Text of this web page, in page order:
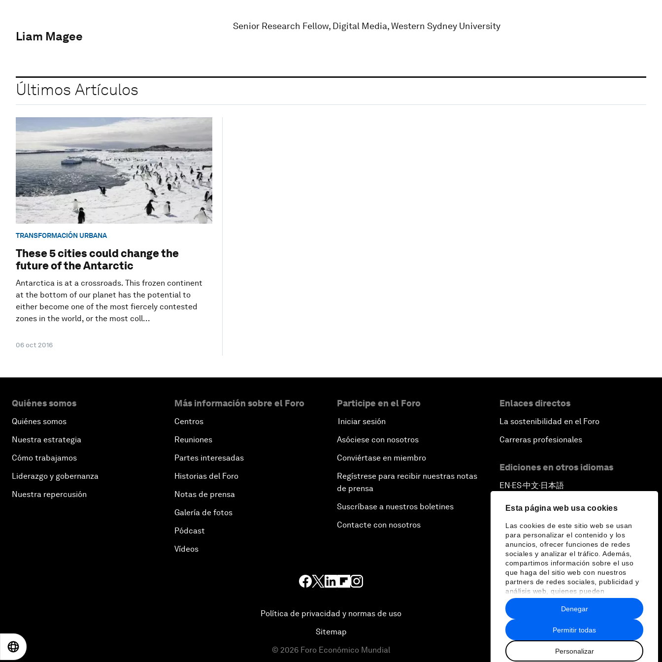
Esta página web usa cookies
Las cookies de este sitio web se usan
para personalizar el contenido y los
anuncios, ofrecer funciones de redes
sociales y analizar el tráfico. Además,
compartimos información sobre el uso
que haga del sitio web con nuestros
partners de redes sociales, publicidad y
análisis web, quienes pueden
combinarla con otra información que les
haya proporcionado o que hayan
recopilado a partir del uso que haya
hecho de sus servicios.
Permitir todas
Personalizar
Denegar
Liam Magee
Senior Research Fellow, Digital Media, Western Sydney University
Últimos Artículos
TRANSFORMACIÓN URBANA
These 5 cities could change the
future of the Antarctic
Antarctica is at a crossroads. This frozen continent
at the bottom of our planet has the potential to
either become one of the most fiercely contested
zones in the world, or the most coll...
06 oct 2016
Quiénes somos
Quiénes somos
Nuestra estrategia
Cómo trabajamos
Liderazgo y gobernanza
Nuestra repercusión
Más información sobre el Foro
Centros
Reuniones
Partes interesadas
Historias del Foro
Notas de prensa
Galería de fotos
Pódcast
Vídeos
Participe en el Foro
Iniciar sesión
Asóciese con nosotros
Conviértase en miembro
Regístrese para recibir nuestras notas
de prensa
Suscríbase a nuestros boletines
Contacte con nosotros
Enlaces directos
La sostenibilidad en el Foro
Carreras profesionales
Ediciones en otros idiomas
EN ▪ ES▪中文▪ 日本語
Política de privacidad y normas de uso
Sitemap
© 2026 Foro Económico Mundial